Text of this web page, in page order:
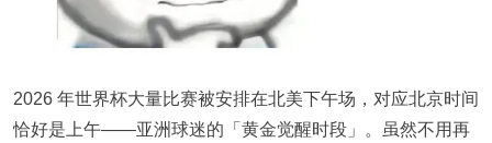
2026 年世界杯大量比赛被安排在北美下午场，对应北京时间
恰好是上午——亚洲球迷的「黄金觉醒时段」。虽然不用再